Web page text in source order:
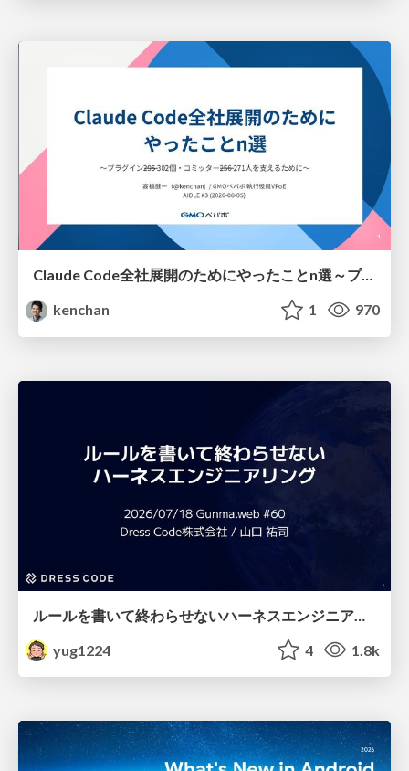
Claude Code全社展開のためにやったことn選～プラグイン302個・コミッター271人を支えるために～
kenchan
1 970
yug1224
4 1.8k